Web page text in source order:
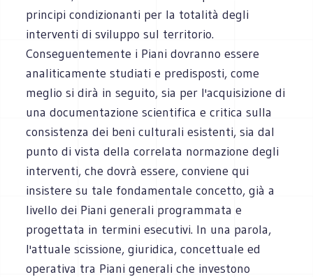
principi condizionanti per la totalità degli
interventi di sviluppo sul territorio.
Conseguentemente i Piani dovranno essere
analiticamente studiati e predisposti, come
meglio si dirà in seguito, sia per l'acquisizione di
una documentazione scientifica e critica sulla
consistenza dei beni culturali esistenti, sia dal
punto di vista della correlata normazione degli
interventi, che dovrà essere, conviene qui
insistere su tale fondamentale concetto, già a
livello dei Piani generali programmata e
progettata in termini esecutivi. In una parola,
l'attuale scissione, giuridica, concettuale ed
operativa tra Piani generali che investono